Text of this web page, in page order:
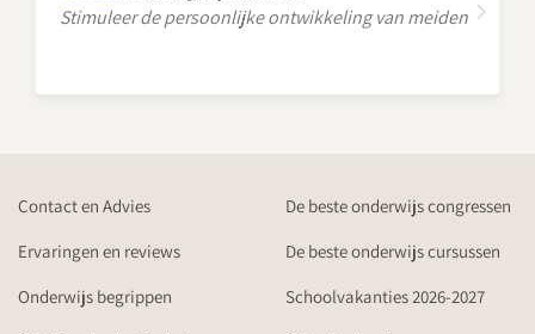
Stimuleer de persoonlijke ontwikkeling van meiden
Contact en Advies
De beste onderwijs congressen
Ervaringen en reviews
De beste onderwijs cursussen
Onderwijs begrippen
Schoolvakanties 2026-2027